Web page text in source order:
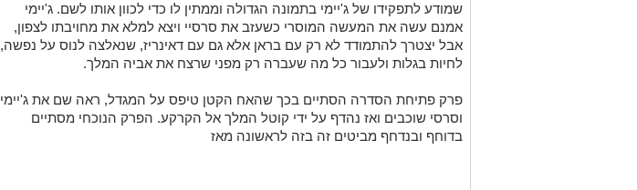
שמודע לתפקידו של ג'יימי בתמונה הגדולה וממתין לו כדי לכוון אותו לשם. ג'יימי
אמנם עשה את המעשה המוסרי כשעזב את סרסיי ויצא למלא את מחויבתו לצפון,
אבל יצטרך להתמודד לא רק עם בראן אלא גם עם דאינריז, שנאלצה לנוס על נפשה,
לחיות בגלות ולעבור כל מה שעברה רק מפני שרצח את אביה המלך.
פרק פתיחת הסדרה הסתיים בכך שהאח הקטן טיפס על המגדל, ראה שם את ג'יימי
וסרסי שוכבים ואז נהדף על ידי קוטל המלך אל הקרקע. הפרק הנוכחי מסתיים
בדוחף ובנדחף מביטים זה בזה לראשונה מאז